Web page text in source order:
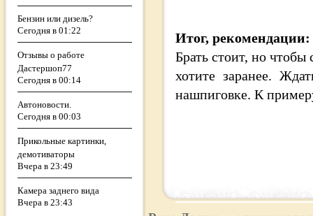
Бензин или дизель?
Сегодня в 01:22
Отзывы о работе
Дастершоп77
Сегодня в 00:14
Автоновости.
Сегодня в 00:03
Прикольные картинки,
демотиваторы
Вчера в 23:49
Камера заднего вида
Вчера в 23:43
Итог, рекомендации:
Брать стоит, но
хотите заранее.
нашпиговке. К